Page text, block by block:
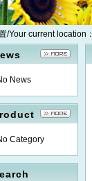
/Your current location：
News
Category